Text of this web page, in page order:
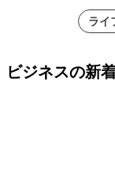
ライ
ビジネスの新